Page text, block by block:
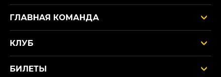
ГЛАВНАЯ КОМАНДА
КЛУБ
БИЛЕТЫ